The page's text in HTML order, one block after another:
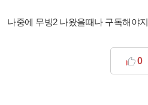
나중에 무빙2 나왔을때나 구독해야지
0